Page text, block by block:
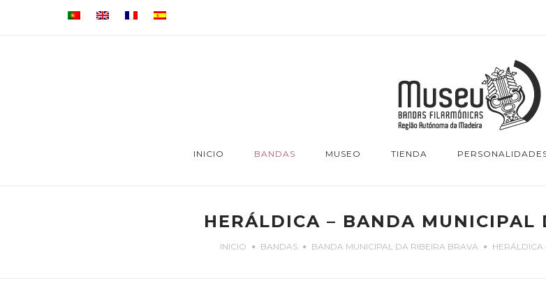
INICIO BANDAS MUSEO TIENDA
HERÁLDICA – BANDA MUNICIPAL
INICIO BANDAS BANDA MUNICIPAL DA RIBEIRA BRAVA HERÁLDICA